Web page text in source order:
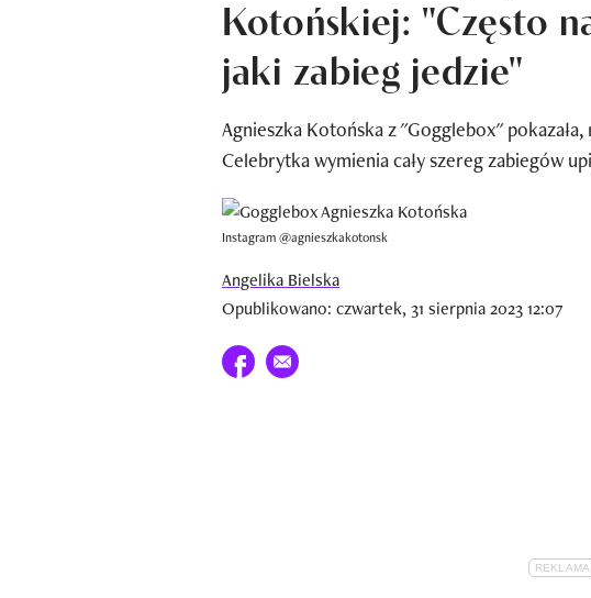
Kotońskiej: "Często
jaki zabieg jedzie"
Agnieszka Kotońska z "Gogglebox" pokazała,
Celebrytka wymienia cały szereg zabiegów
Instagram @agnieszkakotonsk
Angelika Bielska
Opublikowano: czwartek, 31 sierpnia 2023 12:07
Udostępnij na facebook
E-mail do przyjaciela